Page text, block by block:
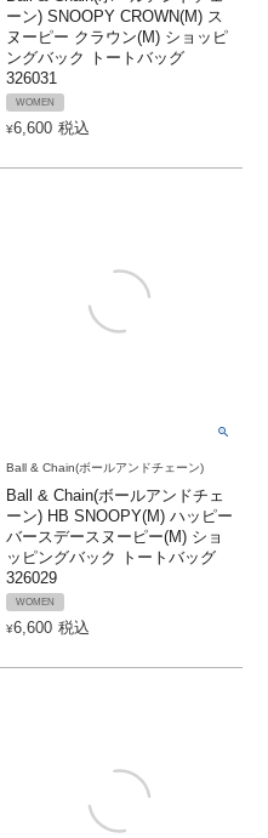
ーン) SNOOPY CROWN(M) ス
ヌーピー クラウン(M) ショッピ
ングバック トートバッグ
326031
WOMEN
¥6,600 税込
Ball & Chain(ボールアンドチェーン)
Ball & Chain(ボールアンドチェ
ーン) HB SNOOPY(M) ハッピー
バースデースヌーピー(M) ショ
ッピングバック トートバッグ
326029
WOMEN
¥6,600 税込